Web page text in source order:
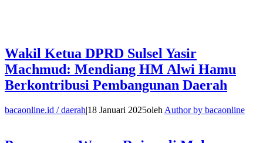
Wakil Ketua DPRD Sulsel Yasir
Machmud: Mendiang HM Alwi Hamu
Berkontribusi Pembangunan Daerah
bacaonline.id / daerah|18 Januari 2025oleh Author by bacaonline